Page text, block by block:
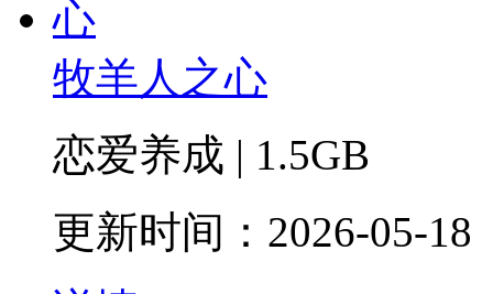
牧羊人之心
恋爱养成 | 1.5GB
更新时间：2026-05-18